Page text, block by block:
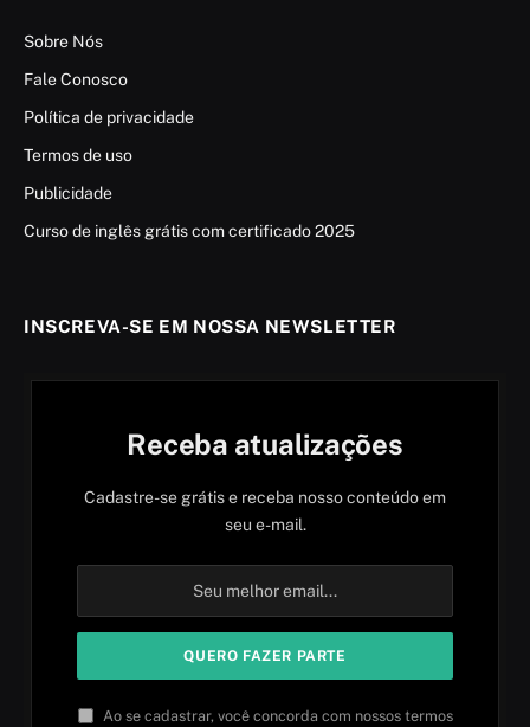
Sobre Nós
Fale Conosco
Política de privacidade
Termos de uso
Publicidade
Curso de inglês grátis com certificado 2025
INSCREVA-SE EM NOSSA NEWSLETTER
Receba atualizações
Cadastre-se grátis e receba nosso conteúdo em
seu e-mail.
Ao se cadastrar, você concorda com nossos termos